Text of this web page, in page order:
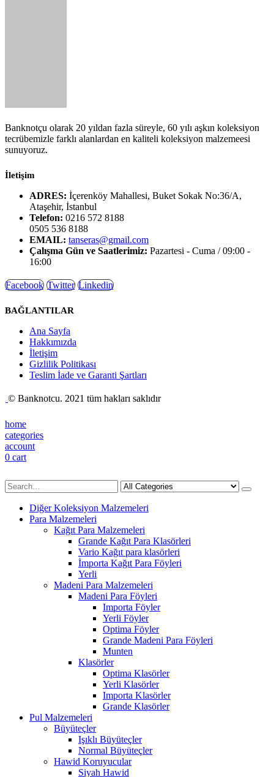
Banknotçu olarak 20 yıldan fazla süreyle, 60 yılı aşkın koleksiyon
tecrübemizle farklı alanlardan en kaliteli koleksiyon malzemeesi
sunuyoruz.
İletişim
ADRES: İçerenköy Mahallesi, Buket Sokak No:36/A,
Ataşehir, İstanbul
Telefon: 0216 572 8188
0505 536 8188
EMAIL: tanseras@gmail.com
Çalışma Gün ve Saatlerimiz: Pazartesi - Cuma / 09:00 -
16:00
Facebook Twitter Linkedin
BAĞLANTILAR
Ana Sayfa
Hakkımızda
İletişim
Gizlilik Politikası
Teslim İade ve Garanti Şartları
© Banknotcu. 2021 tüm hakları saklıdır
home
categories
account
0 cart
Diğer Koleksiyon Malzemeleri
Para Malzemeleri
Kağıt Para Malzemeleri
Grande Kağıt Para Klasörleri
Vario Kağıt para klasörleri
İmporta Kağıt Para Föyleri
Yerli
Madeni Para Malzemeleri
Madeni Para Föyleri
Importa Föyler
Yerli Föyler
Optima Föyler
Grande Madeni Para Föyleri
Munten
Klasörler
Optima Klasörler
Yerli Klasörler
Importa Klasörler
Grande Klasörler
Pul Malzemeleri
Büyüteçler
Işıklı Büyüteçler
Normal Büyüteçler
Hawid Koruyucular
Siyah Hawid